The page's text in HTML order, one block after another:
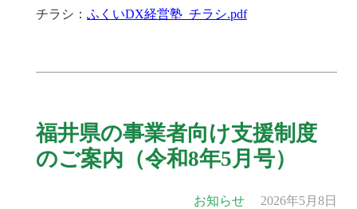
チラシ： ふくいDX経営塾_チラシ.pdf
福井県の事業者向け支援制度
のご案内（令和8年5月号）
お知らせ 2026年5月8日